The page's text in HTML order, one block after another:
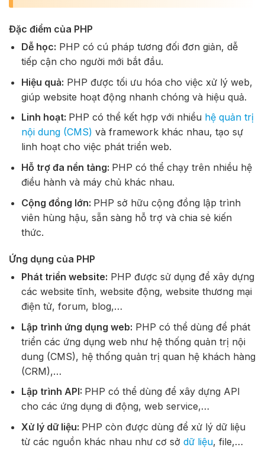
Đặc điểm của PHP
Dễ học: PHP có cú pháp tương đối đơn giản, dễ
tiếp cận cho người mới bắt đầu.
Hiệu quả: PHP được tối ưu hóa cho việc xử lý web,
giúp website hoạt động nhanh chóng và hiệu quả.
Linh hoạt: PHP có thể kết hợp với nhiều hệ quản trị
nội dung (CMS) và framework khác nhau, tạo sự
linh hoạt cho việc phát triển web.
Hỗ trợ đa nền tảng: PHP có thể chạy trên nhiều hệ
điều hành và máy chủ khác nhau.
Cộng đồng lớn: PHP sở hữu cộng đồng lập trình
viên hùng hậu, sẵn sàng hỗ trợ và chia sẻ kiến
thức.
Ứng dụng của PHP
Phát triển website: PHP được sử dụng để xây dựng
các website tĩnh, website động, website thương mại
điện tử, forum, blog,…
Lập trình ứng dụng web: PHP có thể dùng để phát
triển các ứng dụng web như hệ thống quản trị nội
dung (CMS), hệ thống quản trị quan hệ khách hàng
(CRM),…
Lập trình API: PHP có thể dùng để xây dựng API
cho các ứng dụng di động, web service,…
Xử lý dữ liệu: PHP còn được dùng để xử lý dữ liệu
từ các nguồn khác nhau như cơ sở dữ liệu, file,…